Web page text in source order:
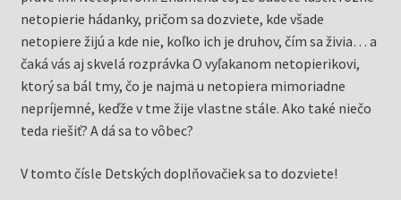
netopierie hádanky, pričom sa dozviete, kde všade
netopiere žijú a kde nie, koľko ich je druhov, čím sa živia… a
čaká vás aj skvelá rozprávka O vyľakanom netopierikovi,
ktorý sa bál tmy, čo je najmä u netopiera mimoriadne
nepríjemné, keďže v tme žije vlastne stále. Ako také niečo
teda riešiť? A dá sa to vôbec?
V tomto čísle Detských doplňovačiek sa to dozviete!